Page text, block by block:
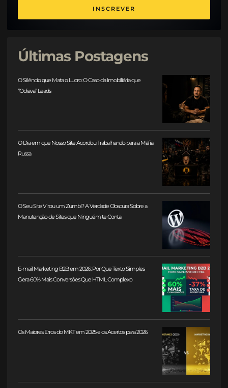
INSCREVER
Últimas Postagens
O Silêncio que Mata o Lucro: O Caso da Imobiliária que
“Odiava” Leads
O Dia em que Nosso Site Acordou Trabalhando para a Máfia
Russa
O Seu Site Virou um Zumbi? A Verdade Obscura Sobre a
Manutenção de Sites que Ninguém te Conta
E-mail Marketing B2B em 2026: Por Que Texto Simples
Gera 60% Mais Conversões Que HTML Complexo
Os Maiores Erros do MKT em 2025 e os Acertos para 2026